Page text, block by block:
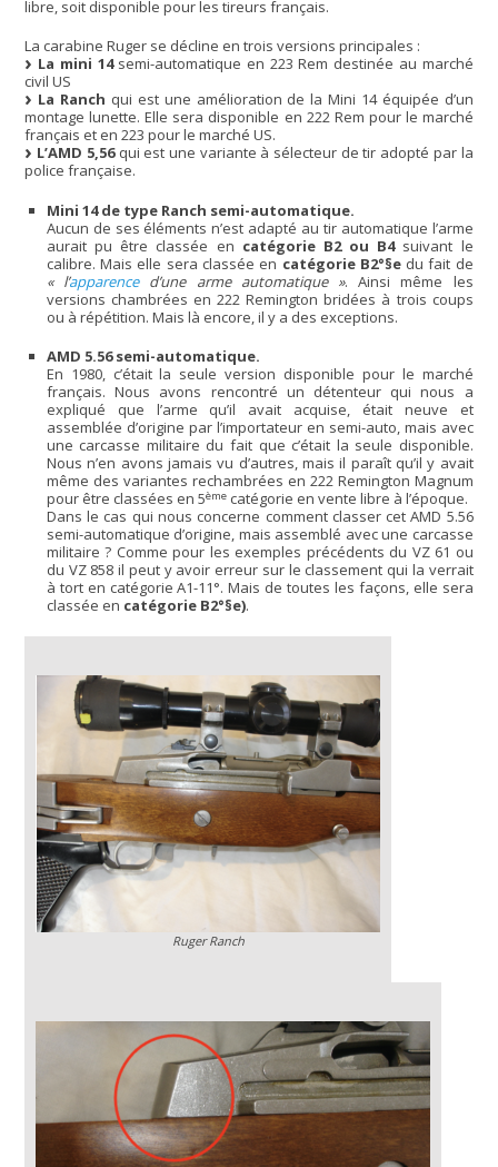
libre, soit disponible pour les tireurs français.
La carabine Ruger se décline en trois versions principales :
La mini 14semi-automatique en 223 Rem destinée au marché
civil US
La Ranch qui est une amélioration de la Mini 14 équipée d’un
montage lunette. Elle sera disponible en 222 Rem pour le marché
français et en 223 pour le marché US.
L’AMD 5,56 qui est une variante à sélecteur de tir adopté par la
police française.
Mini 14 de type Ranch semi-automatique.
Aucun de ses éléments n’est adapté au tir automatique l’arme
aurait pu être classée en catégorie B2 ou B4suivant le
calibre. Mais elle sera classée en catégorie B2°§e du fait de
« l’apparenced’une arme automatique ». Ainsi même les
versions chambrées en 222 Remington bridées à trois coups
ou à répétition. Mais là encore, il y a des exceptions.
AMD 5.56 semi-automatique.
En 1980, c’était la seule version disponible pour le marché
français. Nous avons rencontré un détenteur qui nous a
expliqué que l’arme qu’il avait acquise, était neuve et
assemblée d’origine par l’importateur en semi-auto, mais avec
une carcasse militaire du fait que c’était la seule disponible.
Nous n’en avons jamais vu d’autres, mais il paraît qu’il y avait
même des variantes rechambrées en 222 Remington Magnum
pour être classées en 5èmecatégorie en vente libre à l’époque.
Dans le cas qui nous concerne comment classer cet AMD 5.56
semi-automatique d’origine, mais assemblé avec une carcasse
militaire ? Comme pour les exemples précédents du VZ 61 ou
du VZ 858 il peut y avoir erreur sur le classement qui la verrait
à tort en catégorie A1-11°. Mais de toutes les façons, elle sera
classée en catégorie B2°§e).
Ruger Ranch